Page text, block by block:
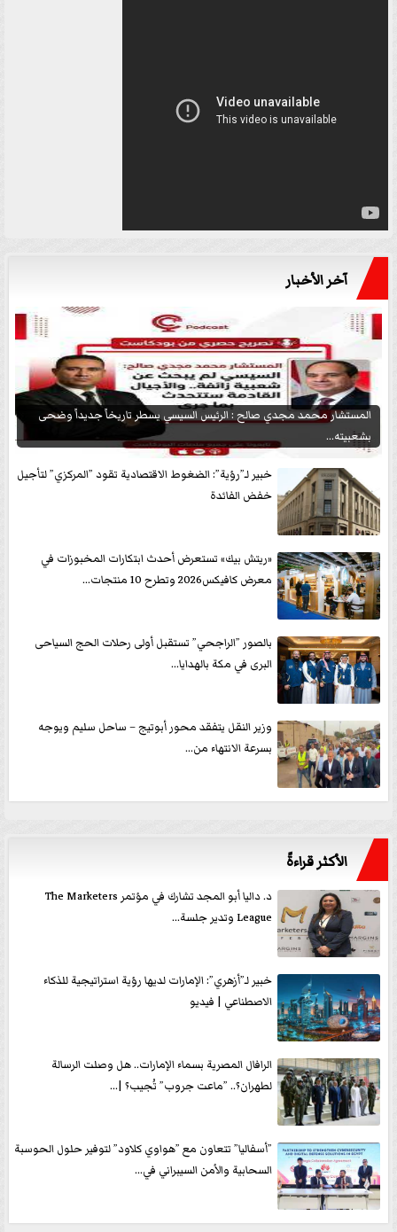
آخر الأخبار
المستشار محمد مجدي صالح : الرئيس السيسي يسطر تاريخاً جديداً وضحى
بشعبيته...
خبير لـ”رؤية”: الضغوط الاقتصادية تقود ”المركزي” لتأجيل
خفض الفائدة
«ريتش بيك» تستعرض أحدث ابتكارات المخبوزات في
معرض كافيكس2026 وتطرح 10 منتجات...
بالصور ”الراجحي” تستقبل أولى رحلات الحج السياحى
البرى في مكة بالهدايا...
وزير النقل يتفقد محور أبوتيج – ساحل سليم ويوجه
بسرعة الانتهاء من...
الأكثر قراءةً
د. داليا أبو المجد تشارك في مؤتمر The Marketers
League وتدير جلسة...
خبير لـ”أزهري”: الإمارات لديها رؤية استراتيجية للذكاء
الاصطناعي | فيديو
الرافال المصرية بسماء الإمارات.. هل وصلت الرسالة
لطهران؟.. ”ماعت جروب” تُجيب؟ |...
”أسفاليا” تتعاون مع ”هواوي كلاود” لتوفير حلول الحوسبة
السحابية والأمن السيبراني في...